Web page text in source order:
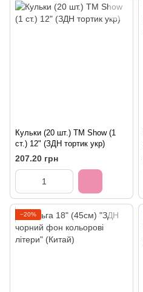
Кульки (20 шт.) ТМ Show (1
ст.) 12" (ЗДН тортик укр)
207.20 грн
−20%